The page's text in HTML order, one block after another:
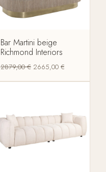
Bar Martini beige
Richmond Interiors
2879,00€ 2665,00 €